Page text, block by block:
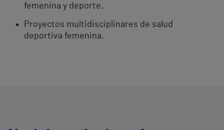
femenina y deporte.
Proyectos multidisciplinares de salud
deportiva femenina.